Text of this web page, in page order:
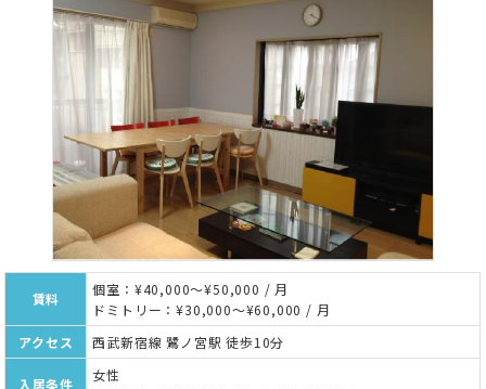
賃料
個室：¥40,000～¥50,000 / 月
ドミトリー：¥30,000～¥60,000 / 月
アクセス
西武新宿線 鷺ノ宮駅 徒歩10分
入居条件
女性